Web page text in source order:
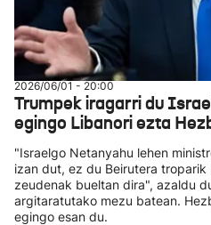
2026/06/01 - 20:00
Trumpek iragarri du
egingo Libanori ezta
"Israelgo Netanyahu lehen
izan dut, ez du Beirutera
zeudenak bueltan dira", azaldu
argitaratutako mezu batean.
egingo esan du.